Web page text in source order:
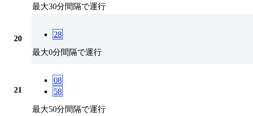
最大30分間隔で運行
20 28
最大0分間隔で運行
21
08
58
最大50分間隔で運行